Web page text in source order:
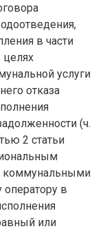
в части
услуги
отказа
(ч.
2 статьи
коммунальными
в
или